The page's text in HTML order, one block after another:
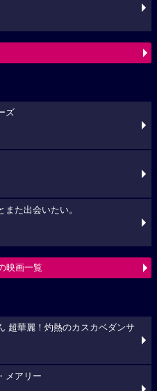
ズ
た出会いたい。
映画一覧
超華麗！灼熱のカスカベダンサ
メアリー